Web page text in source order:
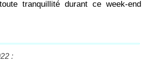
tranquillité durant ce week-end
: